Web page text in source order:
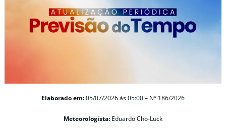
Elaborado em:05/07/2026 às 05:00 – N° 186/2026
Meteorologista: Eduardo Cho-Luck